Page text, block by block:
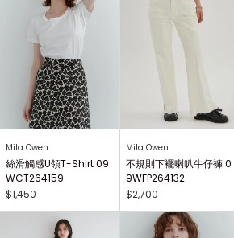
Mila Owen
絲滑觸感U領T-Shirt 09
WCT264159
$1,450
Mila Owen
不規則下襬喇叭牛仔褲 0
9WFP264132
$2,700